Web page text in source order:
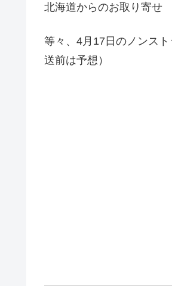
北海道からのお取り寄せ
等々、4月17日のノンス
送前は予想）